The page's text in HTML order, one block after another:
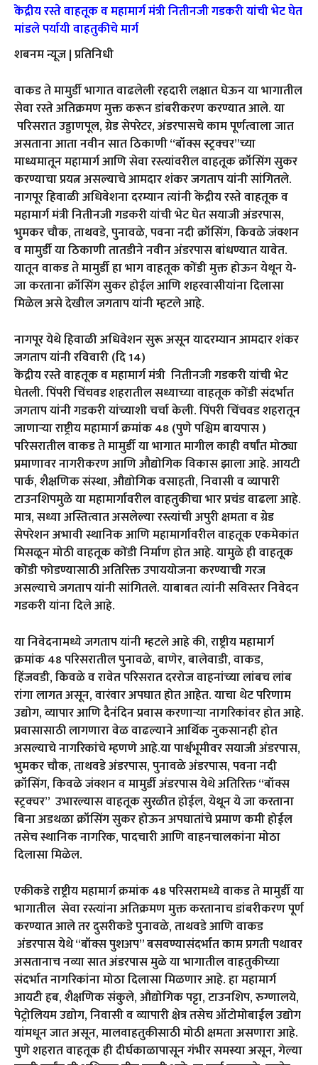
केंद्रीय रस्ते वाहतूक व महामार्ग मंत्री नितीनजी गडकरी यांची भेट घेत
मांडले पर्यायी वाहतुकीचे मार्ग
शबनम न्यूज | प्रतिनिधी
वाकड ते मामुर्डी भागात वाढलेली रहदारी लक्षात घेऊन या भागातील
सेवा रस्ते अतिक्रमण मुक्त करून डांबरीकरण करण्यात आले. या
परिसरात उड्डाणपूल, ग्रेड सेपरेटर, अंडरपासचे काम पूर्णत्वाला जात
असताना आता नवीन सात ठिकाणी “बॉक्स स्ट्रक्चर”च्या
माध्यमातून महामार्ग आणि सेवा रस्त्यांवरील वाहतूक क्रॉसिंग सुकर
करण्याचा प्रयत्न असल्याचे आमदार शंकर जगताप यांनी सांगितले.
नागपूर हिवाळी अधिवेशना दरम्यान त्यांनी केंद्रीय रस्ते वाहतूक व
महामार्ग मंत्री नितीनजी गडकरी यांची भेट घेत सयाजी अंडरपास,
भुमकर चौक, ताथवडे, पुनावळे, पवना नदी क्रॉसिंग, किवळे जंक्शन
व मामुर्डी या ठिकाणी तातडीने नवीन अंडरपास बांधण्यात यावेत.
यातून वाकड ते मामुर्डी हा भाग वाहतूक कोंडी मुक्त होऊन येथून ये-
जा करताना क्रॉसिंग सुकर होईल आणि शहरवासीयांना दिलासा
मिळेल असे देखील जगताप यांनी म्हटले आहे.
नागपूर येथे हिवाळी अधिवेशन सुरू असून यादरम्यान आमदार शंकर
जगताप यांनी रविवारी (दि 14)
केंद्रीय रस्ते वाहतूक व महामार्ग मंत्री नितीनजी गडकरी यांची भेट
घेतली. पिंपरी चिंचवड शहरातील सध्याच्या वाहतूक कोंडी संदर्भात
जगताप यांनी गडकरी यांच्याशी चर्चा केली. पिंपरी चिंचवड शहरातून
जाणाऱ्या राष्ट्रीय महामार्ग क्रमांक 48 (पुणे पश्चिम बायपास )
परिसरातील वाकड ते मामुर्डी या भागात मागील काही वर्षांत मोठ्या
प्रमाणावर नागरीकरण आणि औद्योगिक विकास झाला आहे. आयटी
पार्क, शैक्षणिक संस्था, औद्योगिक वसाहती, निवासी व व्यापारी
टाउनशिपमुळे या महामार्गावरील वाहतुकीचा भार प्रचंड वाढला आहे.
मात्र, सध्या अस्तित्वात असलेल्या रस्त्यांची अपुरी क्षमता व ग्रेड
सेपरेशन अभावी स्थानिक आणि महामार्गावरील वाहतूक एकमेकांत
मिसळून मोठी वाहतूक कोंडी निर्माण होत आहे. यामुळे ही वाहतूक
कोंडी फोडण्यासाठी अतिरिक्त उपाययोजना करण्याची गरज
असल्याचे जगताप यांनी सांगितले. याबाबत त्यांनी सविस्तर निवेदन
गडकरी यांना दिले आहे.
या निवेदनामध्ये जगताप यांनी म्हटले आहे की, राष्ट्रीय महामार्ग
क्रमांक 48 परिसरातील पुनावळे, बाणेर, बालेवाडी, वाकड,
हिंजवडी, किवळे व रावेत परिसरात दररोज वाहनांच्या लांबच लांब
रांगा लागत असून, वारंवार अपघात होत आहेत. याचा थेट परिणाम
उद्योग, व्यापार आणि दैनंदिन प्रवास करणाऱ्या नागरिकांवर होत आहे.
प्रवासासाठी लागणारा वेळ वाढल्याने आर्थिक नुकसानही होत
असल्याचे नागरिकांचे म्हणणे आहे.या पार्श्वभूमीवर सयाजी अंडरपास,
भुमकर चौक, ताथवडे अंडरपास, पुनावळे अंडरपास, पवना नदी
क्रॉसिंग, किवळे जंक्शन व मामुर्डी अंडरपास येथे अतिरिक्त “बॉक्स
स्ट्रक्चर” उभारल्यास वाहतूक सुरळीत होईल, येथून ये जा करताना
बिना अडथळा क्रॉसिंग सुकर होऊन अपघातांचे प्रमाण कमी होईल
तसेच स्थानिक नागरिक, पादचारी आणि वाहनचालकांना मोठा
दिलासा मिळेल.
एकीकडे राष्ट्रीय महामार्ग क्रमांक 48 परिसरामध्ये वाकड ते मामुर्डी या
भागातील सेवा रस्त्यांना अतिक्रमण मुक्त करतानाच डांबरीकरण पूर्ण
करण्यात आले तर दुसरीकडे पुनावळे, ताथवडे आणि वाकड
अंडरपास येथे “बॉक्स पुशअप” बसवण्यासंदर्भात काम प्रगती पथावर
असतानाच नव्या सात अंडरपास मुळे या भागातील वाहतुकीच्या
संदर्भात नागरिकांना मोठा दिलासा मिळणार आहे. हा महामार्ग
आयटी हब, शैक्षणिक संकुले, औद्योगिक पट्टा, टाउनशिप, रुग्णालये,
पेट्रोलियम उद्योग, निवासी व व्यापारी क्षेत्र तसेच ऑटोमोबाईल उद्योग
यांमधून जात असून, मालवाहतुकीसाठी मोठी क्षमता असणारा आहे.
पुणे शहरात वाहतूक ही दीर्घकाळापासून गंभीर समस्या असून, गेल्या